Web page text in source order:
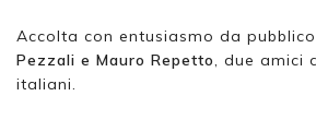
Accolta con entusiasmo da
Pezzali e Mauro Repetto, due amici
italiani.